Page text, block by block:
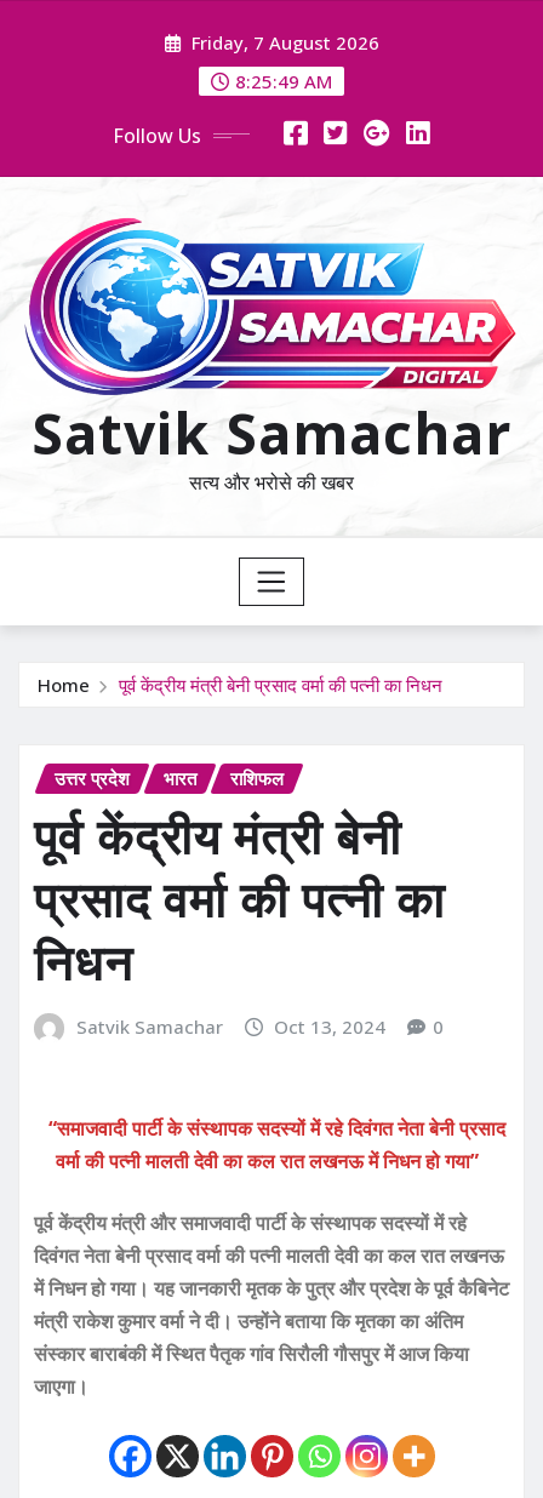
Friday, 7 August 2026
8:25:50 AM
Follow Us
Satvik Samachar
सत्य और भरोसे की खबर
Home पूर्व केंद्रीय मंत्री बेनी प्रसाद वर्मा की पत्नी का निधन
उत्तर प्रदेश भारत राशिफल
पूर्व केंद्रीय मंत्री बेनी
प्रसाद वर्मा की पत्नी का
निधन
Satvik Samachar Oct 13, 2024 0
“समाजवादी पार्टी के संस्थापक सदस्यों में रहे दिवंगत नेता बेनी प्रसाद
वर्मा की पत्नी मालती देवी का कल रात लखनऊ में निधन हो गया”
पूर्व केंद्रीय मंत्री और समाजवादी पार्टी के संस्थापक सदस्यों में रहे
दिवंगत नेता बेनी प्रसाद वर्मा की पत्नी मालती देवी का कल रात लखनऊ
में निधन हो गया। यह जानकारी मृतक के पुत्र और प्रदेश के पूर्व कैबिनेट
मंत्री राकेश कुमार वर्मा ने दी। उन्होंने बताया कि मृतका का अंतिम
संस्कार बाराबंकी में स्थित पैतृक गांव सिरौली गौसपुर में आज किया
जाएगा।